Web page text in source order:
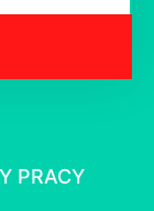
PRACY